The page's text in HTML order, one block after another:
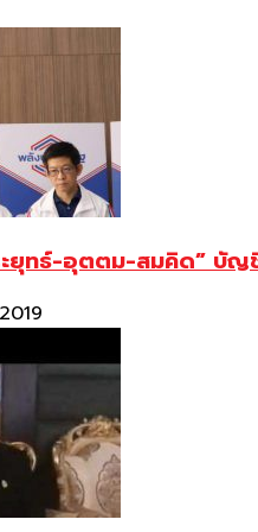
ะยุทธ์-อุตตม-สมคิด” บัญ